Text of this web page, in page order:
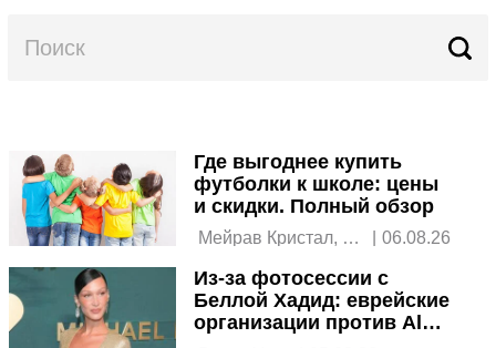
Где выгоднее купить
футболки к школе: цены
и скидки. Полный обзор
Мейрав Кристал,
| 06.08.26
Из-за фотосессии с
Беллой Хадид: еврейские
организации против Alo